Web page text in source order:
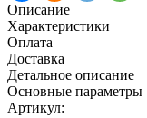
Описание
Характеристики
Оплата
Доставка
Детальное описание
Основные параметры
Артикул: